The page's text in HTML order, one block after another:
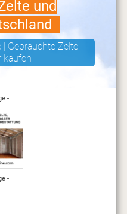
und
| Gebrauchte Zelte
kaufen
-
-